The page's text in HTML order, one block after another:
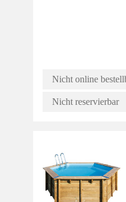
Nicht online
Nicht reservierbar